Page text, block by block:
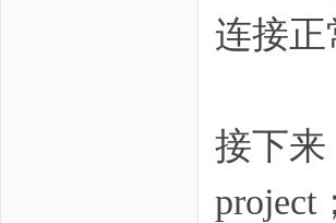
连接正
接下来
project